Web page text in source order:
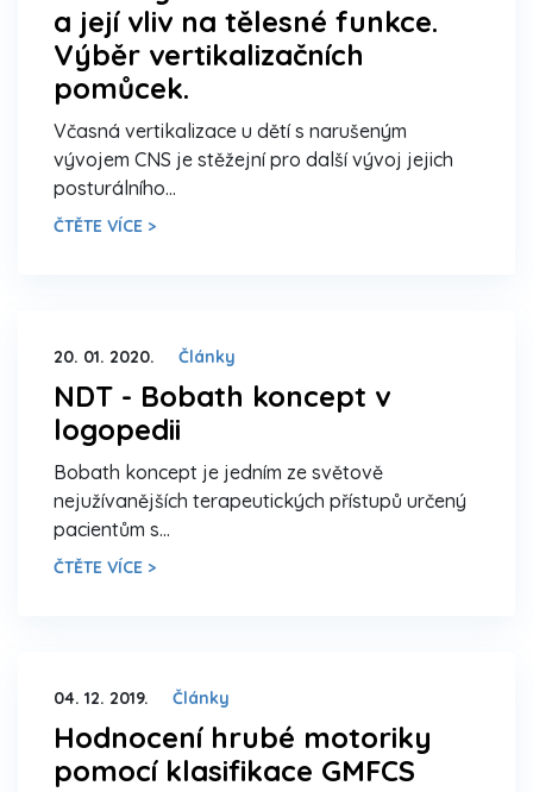
a její vliv na tělesné funkce.
Výběr vertikalizačních
pomůcek.
Včasná vertikalizace u dětí s narušeným
vývojem CNS je stěžejní pro další vývoj jejich
posturálního…
ČTĚTE VÍCE >
20. 01. 2020. Články
NDT - Bobath koncept v
logopedii
Bobath koncept je jedním ze světově
nejužívanějších terapeutických přístupů určený
pacientům s…
ČTĚTE VÍCE >
04. 12. 2019. Články
Hodnocení hrubé motoriky
pomocí klasifikace GMFCS